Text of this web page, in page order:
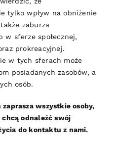
tylko wpływ na obniżenie
zaburza
w sferze społecznej,
prokreacyjnej.
w tych sferach może
posiadanych zasobów, a
osób.
wszystkie osoby,
odnaleźć swój
dokontaktu z nami.